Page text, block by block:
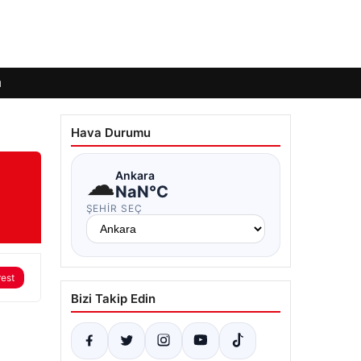
Hava Durumu
☁Ankara
NaN°C
ŞEHIR SEÇ
Bizi Takip Edin